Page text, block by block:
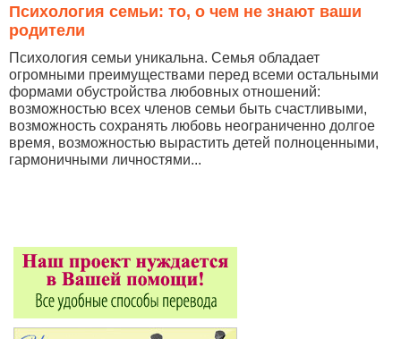
Психология семьи: то, о чем не знают ваши
родители
Психология семьи уникальна. Семья обладает
огромными преимуществами перед всеми остальными
формами обустройства любовных отношений:
возможностью всех членов семьи быть счастливыми,
возможность сохранять любовь неограниченно долгое
время, возможностью вырастить детей полноценными,
гармоничными личностями...